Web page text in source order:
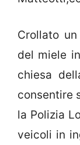
Crollato
del miele
chiesa
consentire
la Polizia
veicoli in